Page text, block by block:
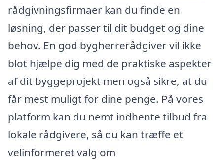
rådgivningsfirmaer kan du finde en
løsning, der passer til dit budget og dine
behov. En god bygherrerådgiver vil ikke
blot hjælpe dig med de praktiske aspekter
af dit byggeprojekt men også sikre, at du
får mest muligt for dine penge. På vores
platform kan du nemt indhente tilbud fra
lokale rådgivere, så du kan træffe et
velinformeret valg om